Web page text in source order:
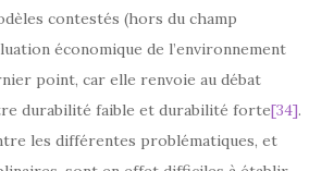
contestés (hors du champ
économique de l’environnement
point, car elle renvoie au débat
durabilité faible et durabilité forte[34].
les différentes problématiques, et